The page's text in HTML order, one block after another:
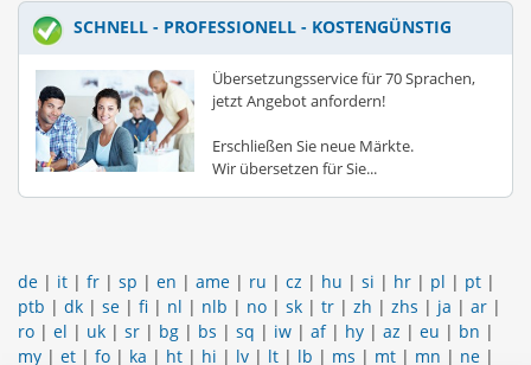
SCHNELL - PROFESSIONELL - KOSTENGÜNSTIG
Übersetzungsservice für 70 Sprachen,
jetzt Angebot anfordern!
Erschließen Sie neue Märkte.
Wir übersetzen für Sie...
de | it | fr | sp | en | ame | ru | cz | hu | si | hr | pl | pt |
ptb | dk | se | fi | nl | nlb | no | sk | tr | zh | zhs | ja | ar |
ro | el | uk | sr | bg | bs | sq | iw | af| hy | az | eu | bn |
my | et | fo | ka | ht | hi | lv | lt | lb | ms | mt | mn | ne |